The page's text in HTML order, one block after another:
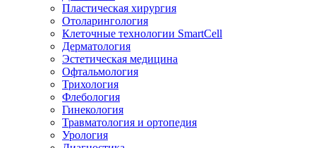
Пластическая хирургия
Отоларингология
Клеточные технологии SmartCell
Дерматология
Эстетическая медицина
Офтальмология
Трихология
Флебология
Гинекология
Травматология и ортопедия
Урология